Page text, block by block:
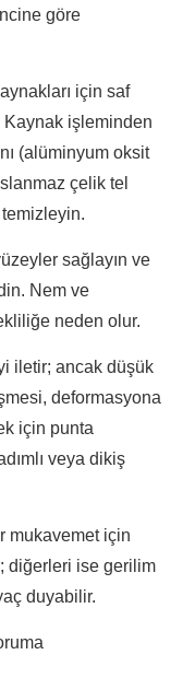
göre
için saf
Kaynak işleminden
(alüminyum oksit
çelik tel
sağlayın ve
Nem ve
neden olur.
iletir; ancak düşük
deformasyona
için punta
veya dikiş
mukavemet için
diğerleri ise gerilim
duyabilir.